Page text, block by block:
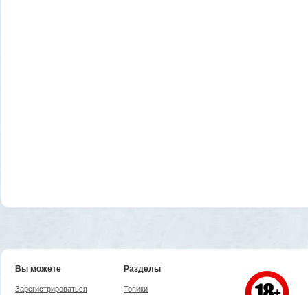
Вы можете
Зарегистрироваться
Разделы
Топики